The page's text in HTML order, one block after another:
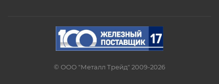
© ООО "Металл Трейд" 2009-2026